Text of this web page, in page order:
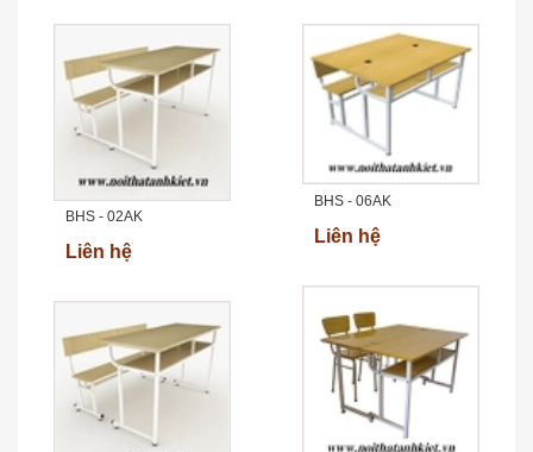
BHS - 02AK
Liên hệ
BHS - 06AK
Liên hệ